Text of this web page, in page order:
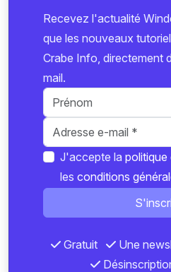
Recevez l'actualité
que les nouveaux
Crabe Info, directement
mail.
J'accepte la politique
les conditions
Gratuit
Une